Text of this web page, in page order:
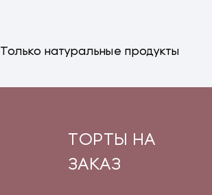
Только натуральные продукты
ТОРТЫ НА
ЗАКАЗ